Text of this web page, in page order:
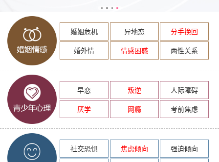
婚姻危机 异地恋
分手挽回
婚外情
情感困惑 两性关系
早恋 叛逆
人际障碍
厌学
网瘾 考前焦虑
社交恐惧 焦虑倾向
强迫倾向